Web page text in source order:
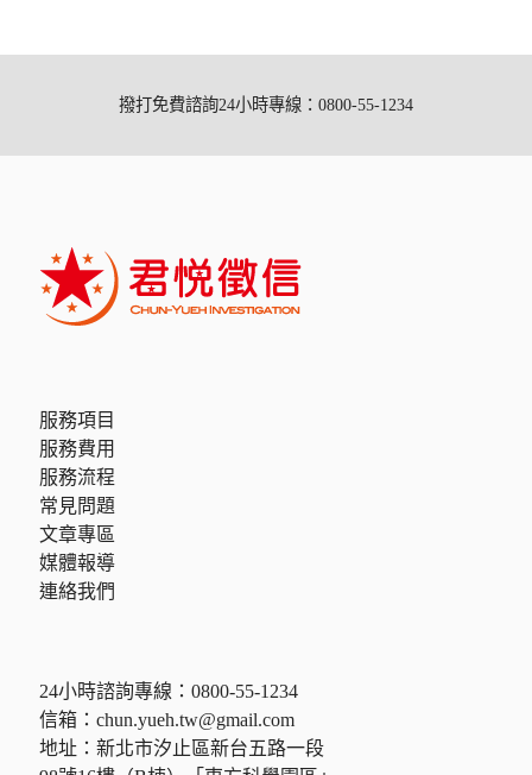
撥打免費諮詢24小時專線：0800-55-1234
服務項目
服務費用
服務流程
常見問題
文章專區
媒體報導
連絡我們
24小時諮詢專線： 0800-55-1234
信箱： chun.yueh.tw@gmail.com
地址：新北市汐止區新台五路一段